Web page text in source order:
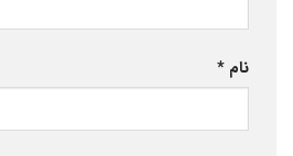
نام *